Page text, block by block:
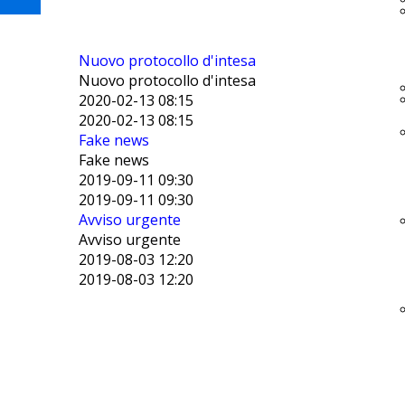
Nuovo protocollo d'intesa
Nuovo protocollo d'intesa
2020-02-13 08:15
2020-02-13 08:15
Fake news
Fake news
2019-09-11 09:30
2019-09-11 09:30
Avviso urgente
Avviso urgente
2019-08-03 12:20
2019-08-03 12:20